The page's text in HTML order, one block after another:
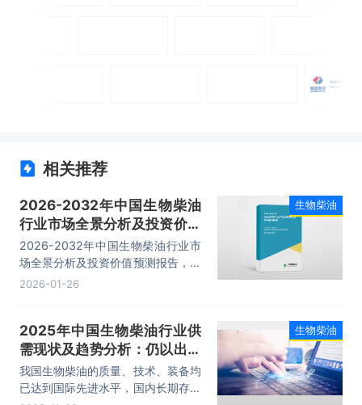
相关推荐
2026-2032年中国生物柴油
行业市场全景分析及投资价值
预测报告
2026-2032年中国生物柴油行业市
场全景分析及投资价值预测报告，主
要包括行业竞争状态及市场格局分
议等内容。
2026-01-26
生物柴油
2025年中国生物柴油行业供
需现状及趋势分析：仍以出口
为主，市场发展潜力巨大
「图」
我国生物柴油的质量、技术、装备均
已达到国际先进水平，国内长期存在
生物柴油